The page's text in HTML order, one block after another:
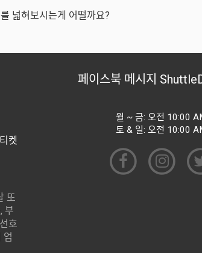
넓혀보시는게 어떨까요?
켓
또
부
호
엄
페이스북 메시지
월 ~ 금: 오전 10:00
토 & 일: 오전 10:00